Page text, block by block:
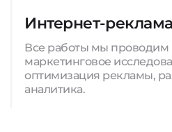
Интернет-
Все работы мы проводим
маркетинговое
оптимизация рекламы,
аналитика.